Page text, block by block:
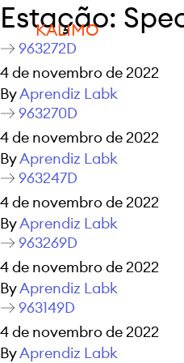
KALIMO
Estação:
963272D
4 de novembro de 2022
ByAprendiz Labk
963270D
4 de novembro de 2022
ByAprendiz Labk
963247D
4 de novembro de 2022
ByAprendiz Labk
963269D
4 de novembro de 2022
ByAprendiz Labk
963149D
4 de novembro de 2022
ByAprendiz Labk